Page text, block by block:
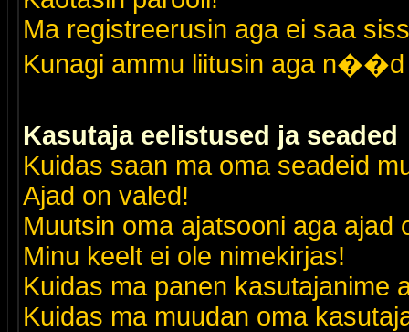
Ma registreerusin aga ei saa
Kunagi ammu liitusin aga n��d
Kasutaja eelistused ja seaded
Kuidas saan ma oma seadeid
Ajad on valed!
Muutsin oma ajatsooni aga ajad
Minu keelt ei ole nimekirjas!
Kuidas ma panen kasutajanime
Kuidas ma muudan oma